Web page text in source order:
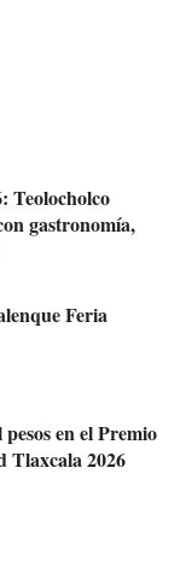
Teolocholco
gastronomía,
Feria
en el Premio
Tlaxcala 2026